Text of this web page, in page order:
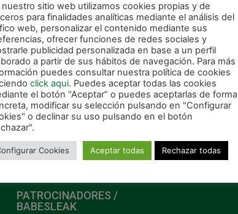
PATROCINADORES /
BABESLEAK
nuestro sitio web utilizamos cookies propias y de
para finalidades analíticas mediante el análisis del
web, personalizar el contenido mediante sus
ofrecer funciones de redes sociales y
publicidad personalizada en base a un perfil
a partir de sus hábitos de navegación. Para más
puedes consultar nuestra política de cookies
click aqui. Puedes aceptar todas las cookies
el botón “Aceptar” o puedes aceptarlas de forma
modificar su selección pulsando en "Configurar
o declinar su uso pulsando en el botón
Cookies Aceptar todas Rechazar todas